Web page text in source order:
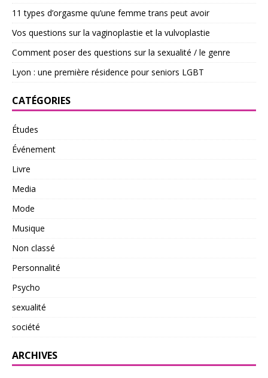
11 types d’orgasme qu’une femme trans peut avoir
Vos questions sur la vaginoplastie et la vulvoplastie
Comment poser des questions sur la sexualité / le genre
Lyon : une première résidence pour seniors LGBT
CATÉGORIES
Études
Événement
Livre
Media
Mode
Musique
Non classé
Personnalité
Psycho
sexualité
société
ARCHIVES